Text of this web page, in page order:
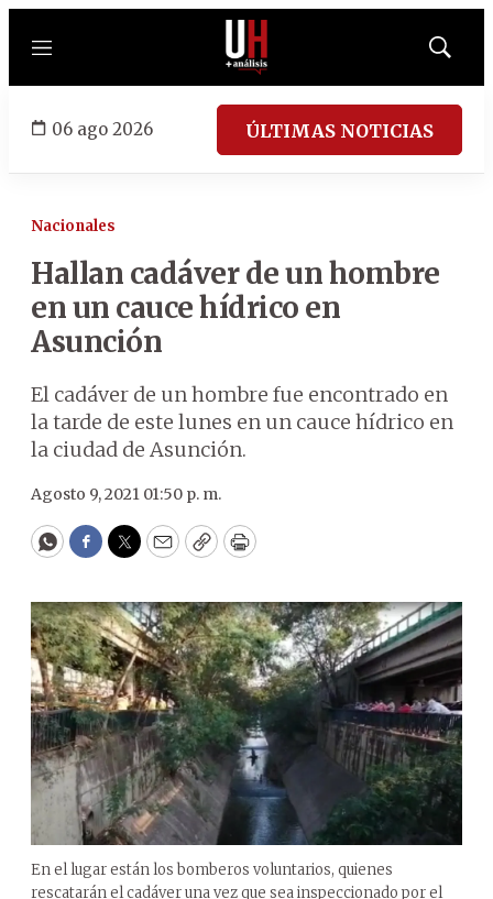
Menú
Mostrar
06 ago 2026 ÚLTIMAS NOTICIAS
Nacionales
Hallan cadáver de un hombre
en un cauce hídrico en
Asunción
El cadáver de un hombre fue encontrado en
la tarde de este lunes en un cauce hídrico en
la ciudad de Asunción.
Agosto 9, 2021 01:50 p. m.
WhatsApp
Facebook
Twitter
EmailCopyPrint
En el lugar están los bomberos voluntarios, quienes
rescatarán el cadáver una vez que sea inspeccionado por el